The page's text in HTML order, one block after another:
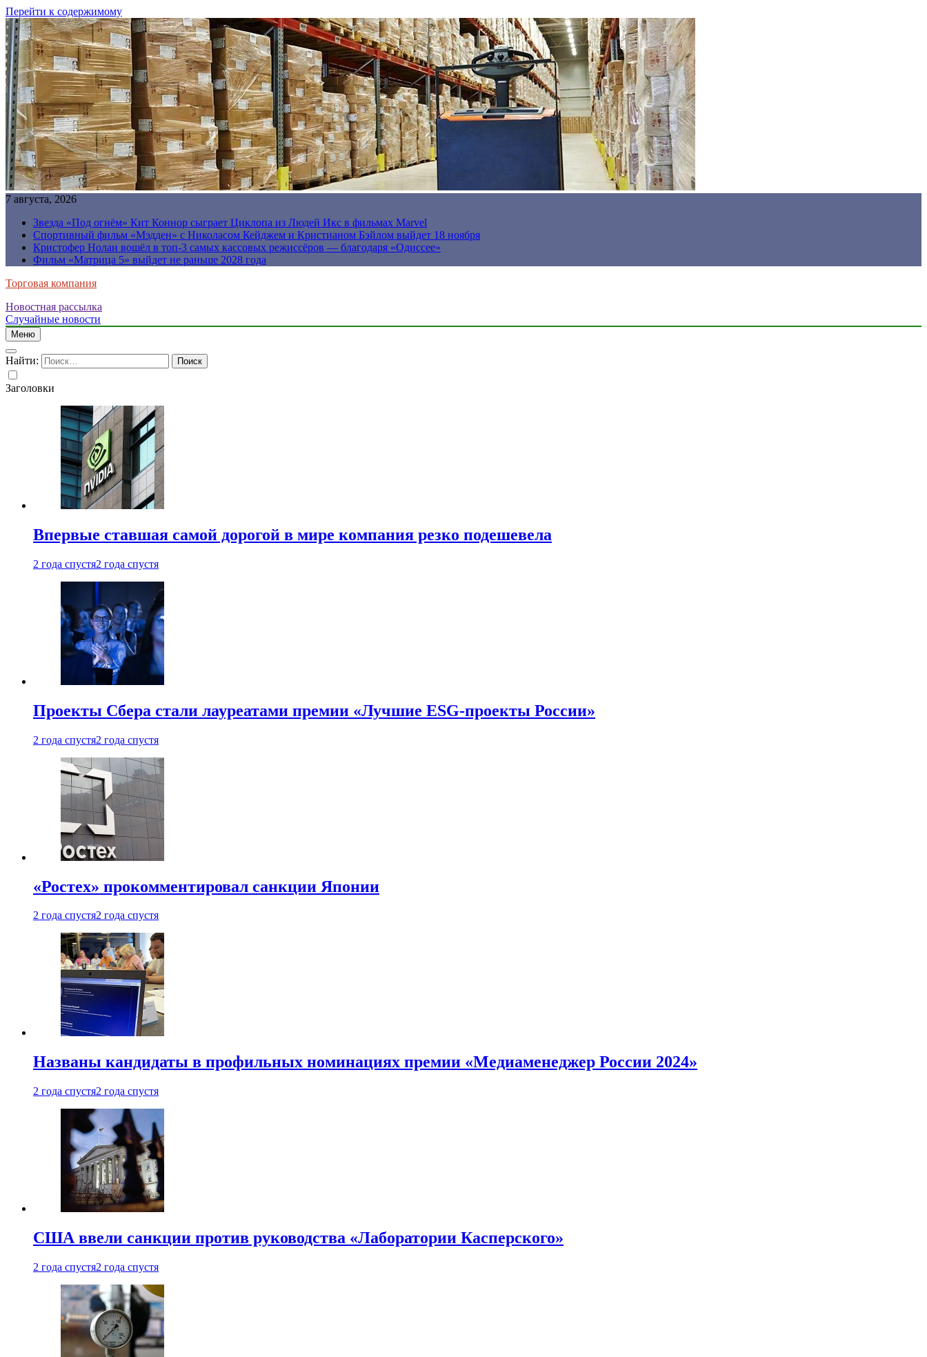
Перейти к содержимому
7 августа, 2026
Звезда «Под огнём» Кит Коннор сыграет Циклопа из Людей Икс в фильмах Marvel
Спортивный фильм «Мэдден» с Николасом Кейджем и Кристианом Бэйлом выйдет 18 ноября
Кристофер Нолан вошёл в топ-3 самых кассовых режиссёров — благодаря «Одиссее»
Фильм «Матрица 5» выйдет не раньше 2028 года
Торговая компания
Новостная рассылка
Случайные новости
Меню
Найти:
Заголовки
Впервые ставшая самой дорогой в мире компания резко подешевела
2 года спустя2 года спустя
Проекты Сбера стали лауреатами премии «Лучшие ESG-проекты России»
2 года спустя2 года спустя
«Ростех» прокомментировал санкции Японии
2 года спустя2 года спустя
Названы кандидаты в профильных номинациях премии «Медиаменеджер России 2024»
2 года спустя2 года спустя
США ввели санкции против руководства «Лаборатории Касперского»
2 года спустя2 года спустя